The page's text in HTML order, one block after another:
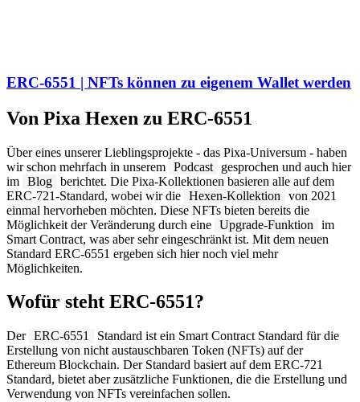
ERC-6551 | NFTs können zu eigenem Wallet werden
Von Pixa Hexen zu ERC-6551
Über eines unserer Lieblingsprojekte - das Pixa-Universum - haben
wir schon mehrfach in unserem Podcast
gesprochen und auch hier
im Blog berichtet. Die Pixa-Kollektionen basieren alle auf dem
ERC-721-Standard, wobei wir die Hexen-Kollektion
von 2021
einmal hervorheben möchten. Diese NFTs bieten bereits die
Möglichkeit der Veränderung durch eine Upgrade-Funktion
im
Smart Contract, was aber sehr eingeschränkt ist. Mit dem neuen
Standard ERC-6551 ergeben sich hier noch viel mehr
Möglichkeiten.
Wofür steht ERC-6551?
Der ERC-6551
Standard ist ein Smart Contract Standard für die
Erstellung von nicht austauschbaren Token (NFTs) auf der
Ethereum Blockchain. Der Standard basiert auf dem ERC-721
Standard, bietet aber zusätzliche Funktionen, die die Erstellung und
Verwendung von NFTs vereinfachen sollen.